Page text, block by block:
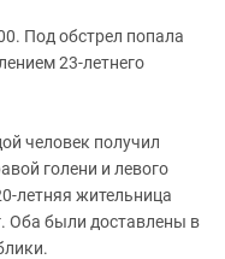
Под обстрел попала
23-летнего
человек получил
голени и левого
летняя жительница
Оба были доставлены в